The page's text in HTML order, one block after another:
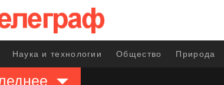
Наука и технологии Общество Природа